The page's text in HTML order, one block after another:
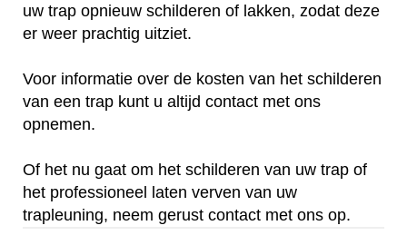
uw trap opnieuw schilderen of lakken, zodat deze
er weer prachtig uitziet.
Voor informatie over de kosten van het schilderen
van een trap kunt u altijd contact met ons
opnemen.
Of het nu gaat om het schilderen van uw trap of
het professioneel laten verven van uw
trapleuning, neem gerust contact met ons op.